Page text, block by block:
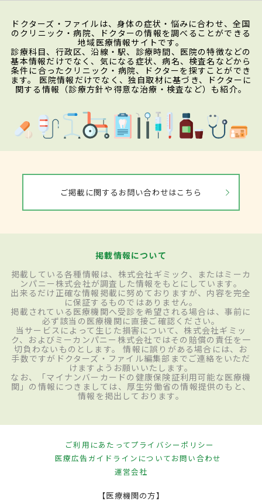
ドクターズ・ファイルは、身体の症状・悩みに合わせ、全国
のクリニック・病院、ドクターの情報を調べることができる
地域医療情報サイトです。
診療科目、行政区、沿線・駅、診療時間、医院の特徴などの
基本情報だけでなく、気になる症状、病名、検査名などから
条件に合ったクリニック・病院、ドクターを探すことができ
ます。 医院情報だけでなく、独自取材に基づき、ドクターに
関する情報（診療方針や得意な治療・検査など）も紹介。
ご掲載に関するお問い合わせはこちら
掲載情報について
掲載している各種情報は、株式会社ギミック、またはミーカ
ンパニー株式会社が調査した情報をもとにしています。
出来るだけ正確な情報掲載に努めておりますが、内容を完全
に保証するものではありません。
掲載されている医療機関へ受診を希望される場合は、事前に
必ず該当の医療機関に直接ご確認ください。
当サービスによって生じた損害について、株式会社ギミッ
ク、およびミーカンパニー株式会社ではその賠償の責任を一
切負わないものとします。 情報に誤りがある場合には、お
手数ですがドクターズ・ファイル編集部までご連絡をいただ
けますようお願いいたします。
なお、「マイナンバーカードの健康保険証利用可能な医療機
関」の情報につきましては、厚生労働省の情報提供のもと、
情報を掲出しております。
ご利用にあたってプライバシーポリシー
医療広告ガイドラインについてお問い合わせ
運営会社
【医療機関の方】